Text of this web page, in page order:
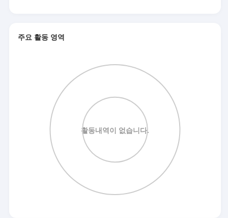
주요 활동 영역